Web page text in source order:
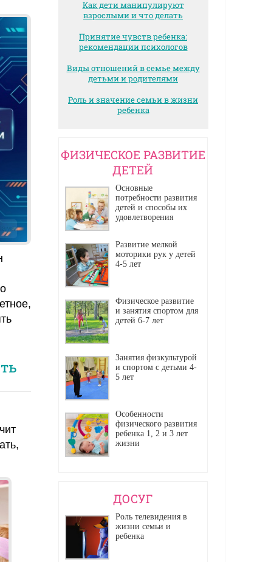
Как дети манипулируют
взрослыми и что делать
Принятие чувств ребенка:
рекомендации психологов
Виды отношений в семье между
детьми и родителями
Роль и значение семьи в жизни
ребенка
ФИЗИЧЕСКОЕ РАЗВИТИЕ
ДЕТЕЙ
Основные
потребности развития
детей и способы их
удовлетворения
Развитие мелкой
моторики рук у детей
4-5 лет
Физическое развитие
и занятия спортом для
детей 6-7 лет
Занятия физкультурой
и спортом с детьми 4-
5 лет
Особенности
физического развития
ребенка 1, 2 и 3 лет
жизни
ДОСУГ
Роль телевидения в
жизни семьи и
ребенка